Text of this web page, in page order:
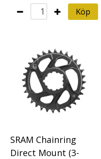
Köp
SRAM Chainring
Direct Mount (3-